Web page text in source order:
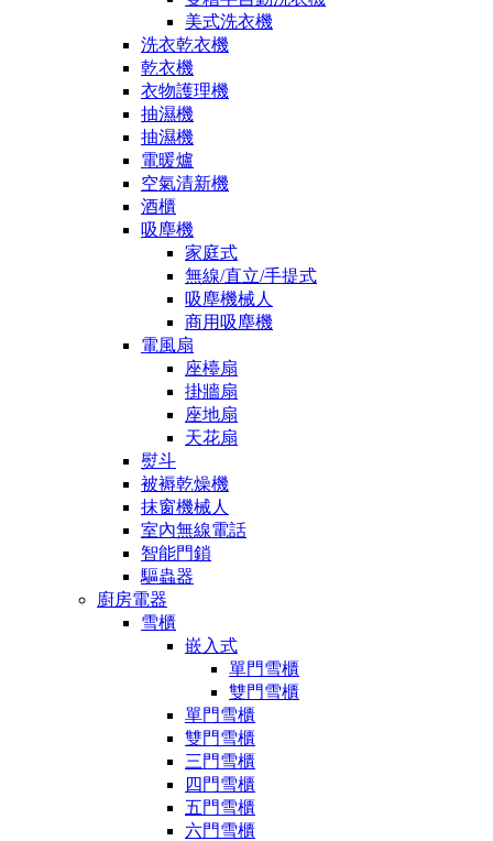
美式洗衣機
洗衣乾衣機
乾衣機
衣物護理機
抽濕機
抽濕機
電暖爐
空氣清新機
酒櫃
吸塵機
家庭式
無線/直立/手提式
吸塵機械人
商用吸塵機
電風扇
座檯扇
掛牆扇
座地扇
天花扇
熨斗
被褥乾燥機
抹窗機械人
室內無線電話
智能門鎖
驅蟲器
廚房電器
雪櫃
嵌入式
單門雪櫃
雙門雪櫃
單門雪櫃
雙門雪櫃
三門雪櫃
四門雪櫃
五門雪櫃
六門雪櫃